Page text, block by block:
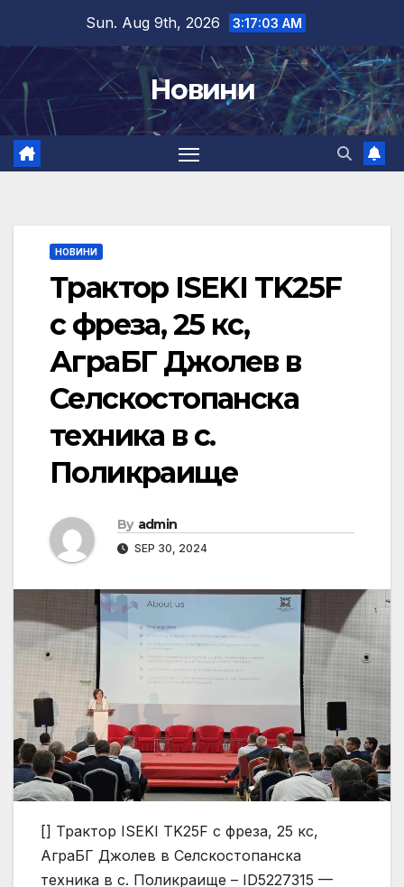
content
Sun. Aug 9th, 2026 3:17:04 AM
Новини
НОВИНИ
Трактор ISEKI TK25F
с фреза, 25 кс,
АграБГ Джолев в
Селскостопанска
техника в с.
Поликраище
By admin
SEP 30, 2024
[] Трактор ISEKI TK25F с фреза, 25 кс,
АграБГ Джолев в Селскостопанска
техника в с. Поликраище – ID5227315 —